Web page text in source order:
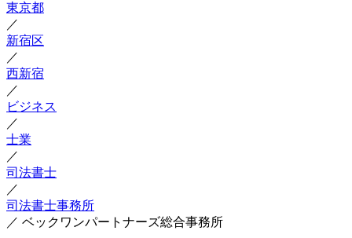
東京都
／
新宿区
／
西新宿
／
ビジネス
／
士業
／
司法書士
／
司法書士事務所
／ ベックワンパートナーズ総合事務所